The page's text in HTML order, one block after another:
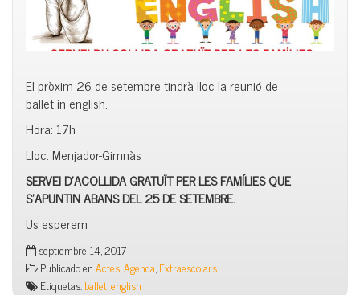
El pròxim 26 de setembre tindrà lloc la reunió de
balletin english.
Hora: 17h
Lloc: Menjador-Gimnàs
SERVEI D’ACOLLIDA GRATUÏT PER LES FAMÍLIESQUE
S’APUNTIN ABANS DEL 25 DE SETEMBRE.
Us esperem
septiembre 14, 2017
Publicado enActes,Agenda,Extraescolars
Etiquetas:ballet,english